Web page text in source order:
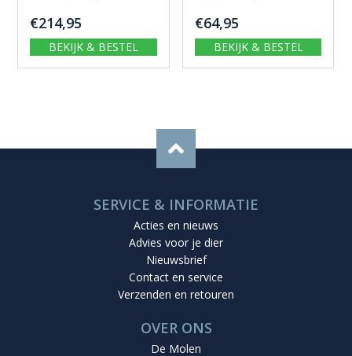
€214,95
BEKIJK & BESTEL
€64,95
BEKIJK & BESTEL
SERVICE & INFORMATIE
Acties en nieuws
Advies voor je dier
Nieuwsbrief
Contact en service
Verzenden en retouren
OVER ONS
De Molen